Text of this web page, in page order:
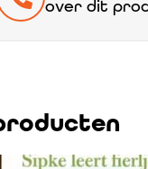
over dit